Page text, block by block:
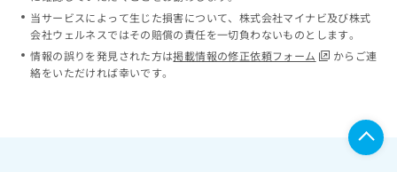
当サービスによって生じた損害について、株式会社マイナビ及び株式
会社ウェルネスではその賠償の責任を一切負わないものとします。
情報の誤りを発見された方は掲載情報の修正依頼フォーム
からご連
絡をいただければ幸いです。